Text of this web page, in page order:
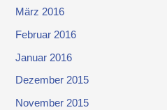
März 2016
Februar 2016
Januar 2016
Dezember 2015
November 2015